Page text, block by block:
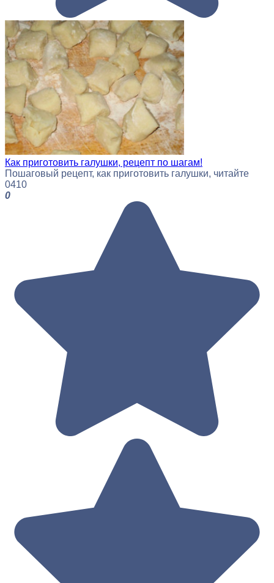
Как приготовить галушки, рецепт по шагам!
Пошаговый рецепт, как приготовить галушки, читайте
0410
0